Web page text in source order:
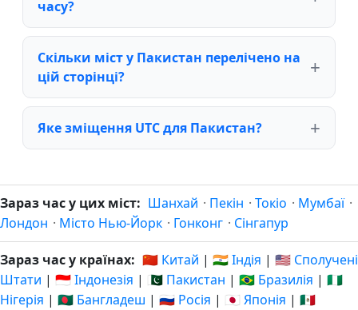
часу?
Скільки міст у Пакистан перелічено на
цій сторінці?
Яке зміщення UTC для Пакистан?
Зараз час у цих міст: Шанхай · Пекін · Токіо · Мумбаї ·
Лондон · Місто Нью-Йорк · Гонконг · Сінгапур
Зараз час у країнах: 🇨🇳 Китай | 🇮🇳 Індія | 🇺🇸 Сполучені
Штати | 🇮🇩 Індонезія | 🇵🇰 Пакистан | 🇧🇷 Бразилія | 🇳🇬
Нігерія | 🇧🇩 Бангладеш | 🇷🇺 Росія | 🇯🇵 Японія | 🇲🇽